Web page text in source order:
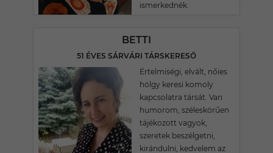
ismerkednék.
BETTI
51 ÉVES SÁRVÁRI TÁRSKERESŐ
Értelmiségi, elvált, nőies
hölgy keresi komoly
kapcsolatra társát. Van
humorom, széleskörűen
tájékozott vagyok,
szeretek beszélgetni,
kirándulni, kedvelem az